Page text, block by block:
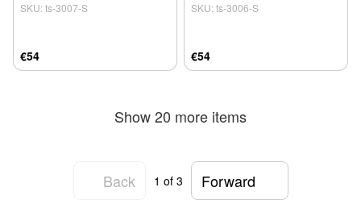
SKU: ts-3007-S
€54
SKU: ts-3006-S
€54
Show 20 more items
Back 1 of 3 Forward